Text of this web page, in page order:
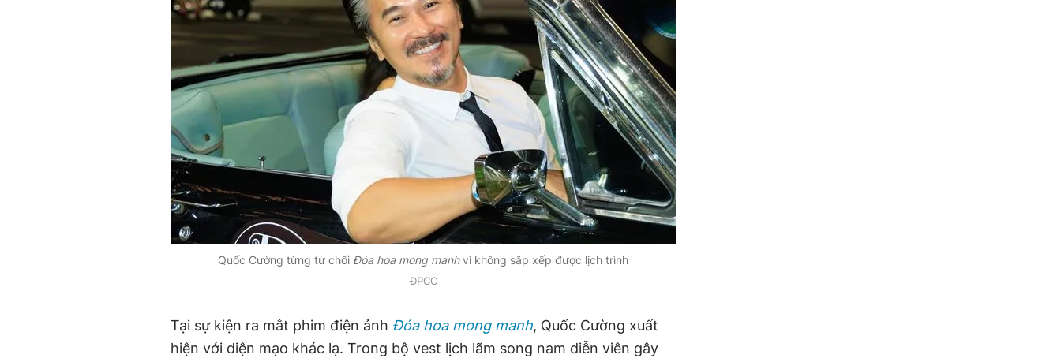
Quốc Cường từng từ chối Đóa hoa mong manhvì không sắp xếp được lịch trình
ĐPCC
Tại sự kiện ra mắt phim điện ảnh Đóa hoa mong manh, Quốc Cường xuất
hiện với diện mạo khác lạ. Trong bộ vest lịch lãm song nam diễn viên gây